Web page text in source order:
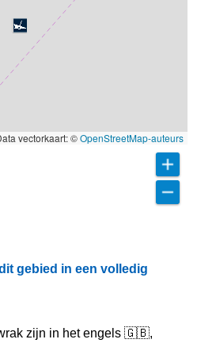
vectorkaart: ©OpenStreetMap-auteurs
gebied in een volledig
zijn in het engels 🇬🇧,